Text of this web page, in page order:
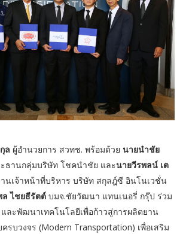
ล ผู้อำนวยการ สวทช. พร้อมด้วย นายนำชัย
ธานกลุ่มบริษัท โชคนำชัย และนายวีรพลน์ เต
นเจ้าหน้าที่บริหาร บริษัท สกุลฎ์ซี อินโนเวชั่น
ล ไชยธีรัตต์บมจ.ชัยวัฒนา แทนเนอรี่ กรุ๊ป ร่วม
ละพัฒนาเทคโนโลยีเพื่อก้าวสู่การผลิตยาน
รบวงจร (Modern Transportation) เพื่อเสริม